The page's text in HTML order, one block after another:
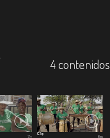
4 contenidos
7m
Clip
6m